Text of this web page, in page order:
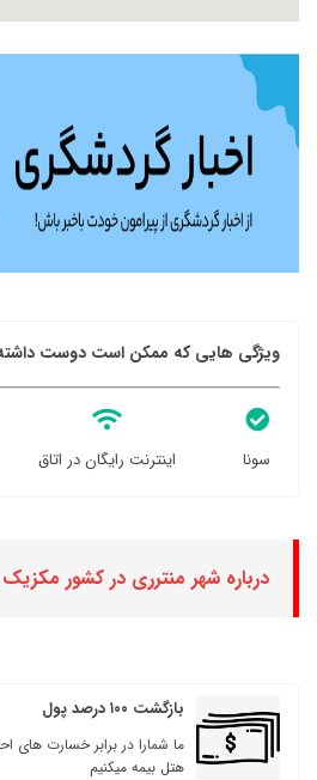
ویژگی هایی که ممکن است دوست
سونا اینترنت رایگان در اتاق
درباره شهر منترری در کشور مکزیک
بازگشت ۱۰۰ درصد پول
ما شمارا در برابر خسارت های
هتل بیمه میکنیم